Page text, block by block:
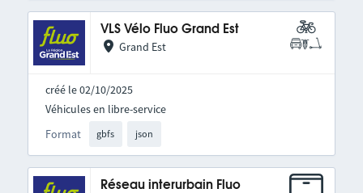
VLS Vélo Fluo Grand Est
Grand Est
créé le 02/10/2025
Format gbfs json
Véhicules en libre-service
Réseau interurbain Fluo